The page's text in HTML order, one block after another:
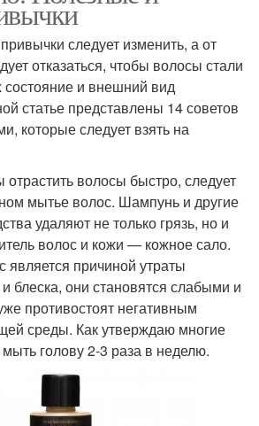
следует изменить, а от
отказаться, чтобы волосы стали
состояние и внешний вид
статье представлены 14 советов
которые следует взять на
волосы быстро, следует
мытье волос. Шампунь и другие
удаляют не только грязь, но и
волос и кожи — кожное сало.
является причиной утраты
блеска, они становятся слабыми и
противостоят негативным
среды. Как утверждаю многие
голову 2-3 раза в неделю.